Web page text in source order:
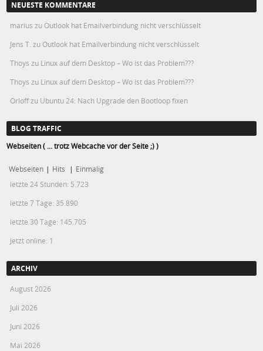
NEUESTE KOMMENTARE
marius zu Outlook hat Emailverbindung nicht verschlüsselt
Jens T. zu Outlook hat Emailverbindung nicht verschlüsselt
Thoys zu Linux auf dem Desktop – Wo ist das Problem???
Thoys zu Linux auf dem Desktop – Wo ist das Problem???
Orloffzu Ubuntu 24: Nach Upgrade den Bootloop fixen
BLOG TRAFFIC
Webseiten ( ... trotz Webcache vor der Seite ;) )
Webseiten | Hits | Einmalig
letzte 24 Stunden: 5.723
letzte 7 Tage: 35.890
letzte 30 Tage: 145.705
Jetzt online: 1
ARCHIV
August 2026
Juli 2026
Juni 2026
Mai 2026